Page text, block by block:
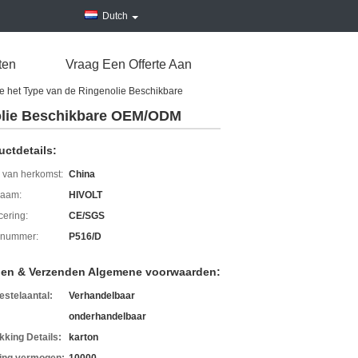
Dutch
Vraag Een Offerte Aan
het Type van de Ringenolie Beschikbare
Beschikbare OEM/ODM
van herkomst: China
HIVOLT
CE/SGS
P516/D
& Verzenden Algemene voorwaarden:
Verhandelbaar
onderhandelbaar
Details:
karton